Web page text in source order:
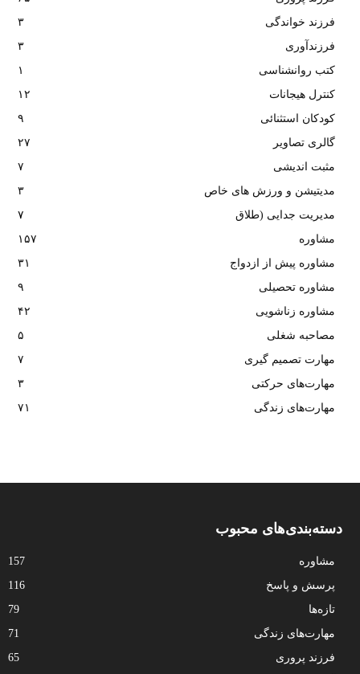
فرزند خواندگی
۳
فرزندآوری
۳
کتب روانشناسی
۱
کنترل هیجانات
۱۲
کودکان استثنائی
۹
گالری تصاویر
۲۷
مثبت اندیشی
۷
مدیتیشن و ورزش های خاص
۳
مدیریت جدایی (طلاق
۷
مشاوره
۱۵۷
مشاوره پیش از ازدواج
۳۱
مشاوره تحصیلی
۹
مشاوره زناشویی
۴۲
مصاحبه شغلی
۵
مهارت تصمیم گیری
۷
مهارت‌های حرکتی
۳
مهارت‌های زندگی
۷۱
دسته‌بندی‌های محبوب
مشاوره
157
پرسش و پاسخ
116
تازه‌ها
79
مهارت‌های زندگی
71
فرزند پروری
65